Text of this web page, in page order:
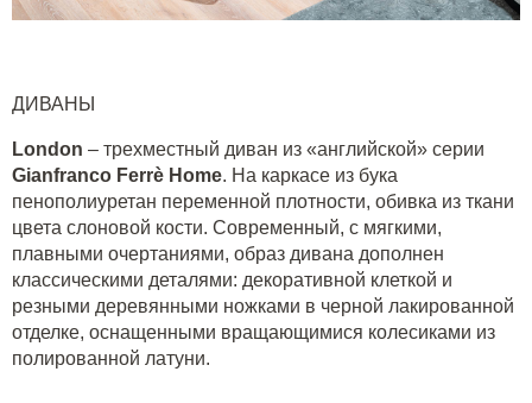
ДИВАНЫ
London – трехместный диван из «английской» серии
Gianfranco Ferrè Home. На каркасе из бука
пенополиуретан переменной плотности, обивка из ткани
цвета слоновой кости. Современный, с мягкими,
плавными очертаниями, образ дивана дополнен
классическими деталями: декоративной клеткой и
резными деревянными ножками в черной лакированной
отделке, оснащенными вращающимися колесиками из
полированной латуни.